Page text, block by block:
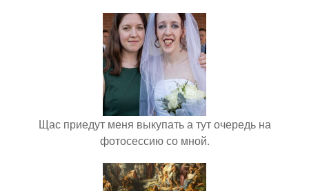
Щас приедут меня выкупать а тут очередь на
фотосессию со мной.